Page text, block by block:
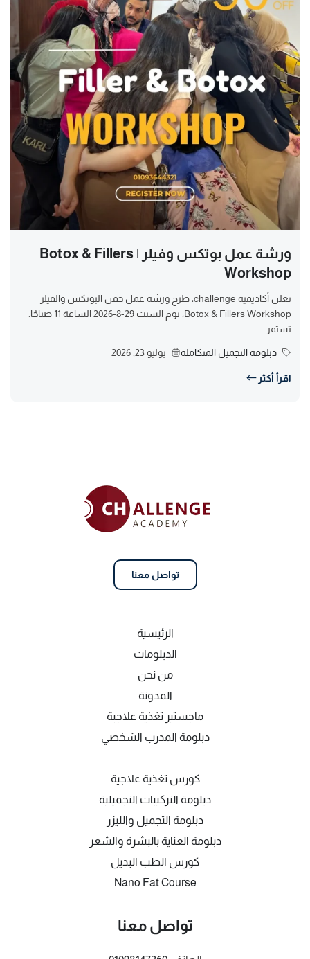
ورشة عمل بوتكس وفيلر | Botox & Fillers
Workshop
تعلن أكاديمية challenge، طرح ورشة عمل حقن البوتكس والفيلر
Botox & Fillers Workshop، يوم السبت 29-8-2026 الساعة 11 صباحًا.
تستمر...
دبلومة التجميل المتكاملة يوليو 23, 2026
اقرأ أكثر
تواصل معنا
الرئيسية
الدبلومات
من نحن
المدونة
ماجستير تغذية علاجية
دبلومة المدرب الشخصي
كورس تغذية علاجية
دبلومة التركيبات التجميلية
دبلومة التجميل والليزر
دبلومة العناية بالبشرة والشعر
كورس الطب البديل
Nano Fat Course
تواصل معنا